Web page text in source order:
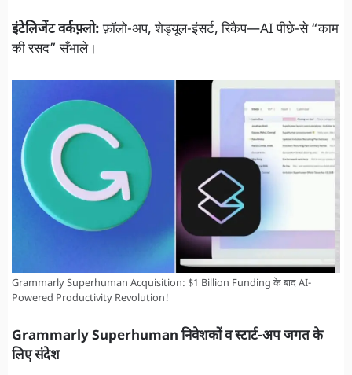
इंटेलिजेंट वर्कफ़्लो:फ़ॉलो-अप, शेड्यूल-इंसर्ट, रिकैप—AI पीछे-से “काम
की रसद” सँभाले।
Grammarly Superhuman Acquisition: $1 Billion Funding के बाद AI-
Powered Productivity Revolution!
Grammarly Superhuman निवेशकों व स्टार्ट-अप जगत के
लिए संदेश